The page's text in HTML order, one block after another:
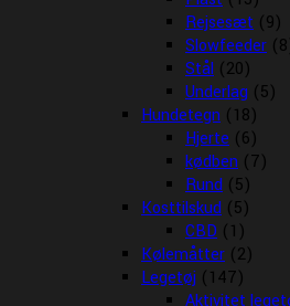
Rejsesæt (9)
Slowfeeder
Stål (20)
Underlag (5)
Hundetegn (18)
Hjerte (6)
kødben (7)
Rund (5)
Kosttilskud (5)
CBD (1)
Kølemåtter (2)
Legetøj (147)
Aktivitet